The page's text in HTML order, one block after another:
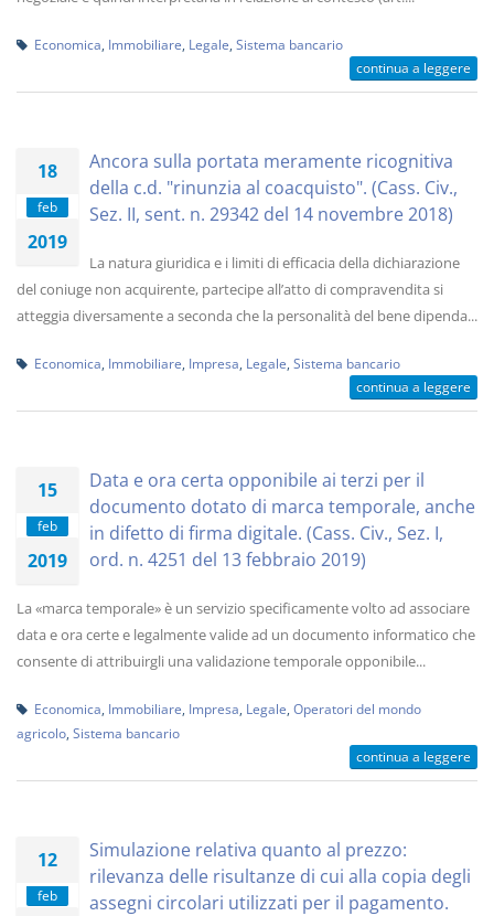
Economica Immobiliare Legale Sistema bancario
continua a leggere
18
feb
2019
Ancora sulla portata meramente ricognitiva
della c.d. "rinunzia al coacquisto". (Cass. Civ.,
Sez. II, sent. n. 29342 del 14 novembre 2018)
La natura giuridica e i limiti di efficacia della dichiarazione
del coniuge non acquirente, partecipe all’atto di compravendita si
atteggia diversamente a seconda che la personalità del bene dipenda...
Economica Immobiliare Impresa Legale Sistema bancario
continua a leggere
15
feb
2019
Data e ora certa opponibile ai terzi per il
documento dotato di marca temporale, anche
in difetto di firma digitale. (Cass. Civ., Sez. I,
ord. n. 4251 del 13 febbraio 2019)
La «marca temporale» è un servizio specificamente volto ad associare
data e ora certe e legalmente valide ad un documento informatico che
consente di attribuirgli una validazione temporale opponibile...
Economica Immobiliare Impresa Legale Operatori del mondo
agricolo Sistema bancario
continua a leggere
12
feb
Simulazione relativa quanto al prezzo:
rilevanza delle risultanze di cui alla copia degli
assegni circolari utilizzati per il pagamento.